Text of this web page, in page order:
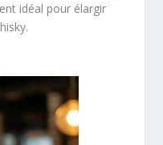
idéal pour élargir